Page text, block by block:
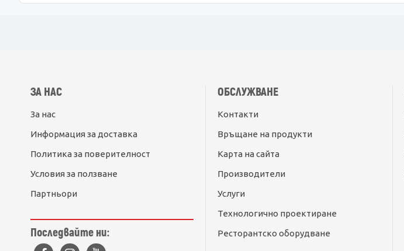
ЗА НАС
За нас
Информация за доставка
Политика за поверителност
Условия за ползване
Партньори
Последвайте ни:
ОБСЛУЖВАНЕ
Контакти
Връщане на продукти
Карта на сайта
Производители
Услуги
Технологично проектиране
Ресторантско оборудване